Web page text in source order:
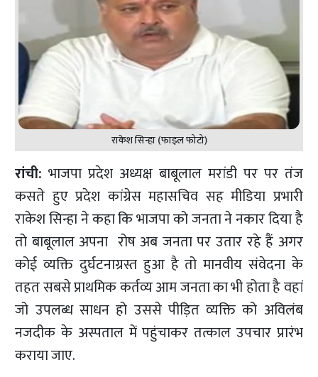
राकेश सिन्हा (फाइल फोटो)
रांची: भाजपा प्रदेश अध्यक्ष बाबूलाल मरांडी पर पर तंज
कसते हुए प्रदेश कांग्रेस महासचिव सह मीडिया प्रभारी
राकेश सिन्हा ने कहा कि भाजपा को जनता ने नकार दिया है
तो बाबूलाल अपना रोष अब जनता पर उतार रहे हैं अगर
कोई व्यक्ति दुर्घटनाग्रस्त हुआ है तो मानवीय संवेदना के
तहत सबसे प्राथमिक कर्तव्य आम जनता का भी होता है वहां
जो उपलब्ध साधन हो उससे पीड़ित व्यक्ति को अविलंब
नजदीक के अस्पताल में पहुंचाकर तत्काल उपचार प्रारंभ
कराया जाए.